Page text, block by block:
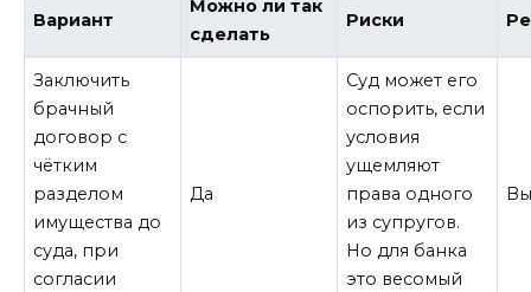
Вариант
Можно ли так
сделать
Риски
Заключить
брачный
договор с
чётким
разделом
имущества до
суда, при
согласии
Да
Суд может его
оспорить, если
условия
ущемляют
права одного
из супругов.
Но для банка
это весомый